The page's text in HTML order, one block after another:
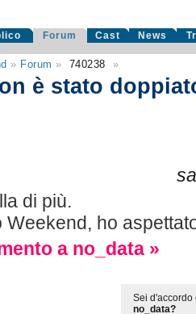
Forum Cast News
» Forum » 740238 »
è stato
di più.
Weekend, ho
a no_data »
Sei d'accordo
no_data?